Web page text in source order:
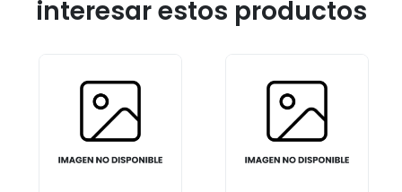
interesar estos productos